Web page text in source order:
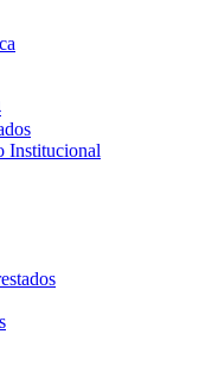
Institucional